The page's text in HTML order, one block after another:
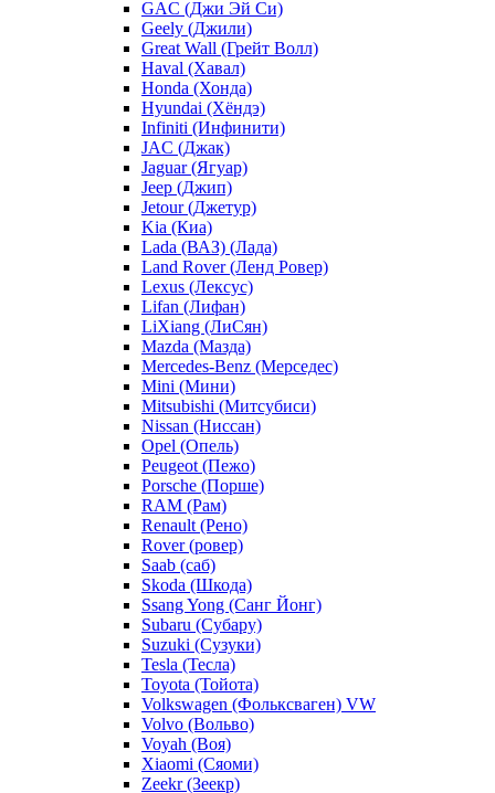
GAC (Джи Эй Си)
Geely (Джили)
Great Wall (Грейт Волл)
Haval (Хавал)
Honda (Хонда)
Hyundai (Хёндэ)
Infiniti (Инфинити)
JAC (Джак)
Jaguar (Ягуар)
Jeep (Джип)
Jetour (Джетур)
Kia (Киа)
Lada (ВАЗ) (Лада)
Land Rover (Ленд Ровер)
Lexus (Лексус)
Lifan (Лифан)
LiXiang (ЛиСян)
Mazda (Мазда)
Mercedes-Benz (Мерседес)
Mini (Мини)
Mitsubishi (Митсубиси)
Nissan (Ниссан)
Opel (Опель)
Peugeot (Пежо)
Porsche (Порше)
RAM (Рам)
Renault (Рено)
Rover (ровер)
Saab (саб)
Skoda (Шкода)
Ssang Yong (Санг Йонг)
Subaru (Субару)
Suzuki (Сузуки)
Tesla (Тесла)
Toyota (Тойота)
Volkswagen (Фольксваген) VW
Volvo (Вольво)
Voyah (Воя)
Xiaomi (Сяоми)
Zeekr (Зеекр)